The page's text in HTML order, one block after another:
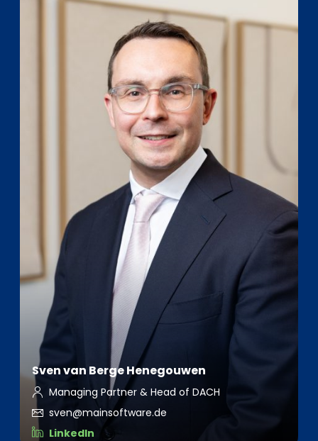
Sven van Berge Henegouwen
Managing Partner & Head of DACH
sven@mainsoftware.de
LinkedIn